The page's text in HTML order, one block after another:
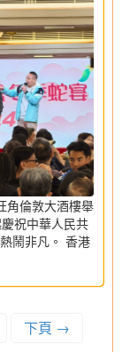
角倫敦大酒樓舉
祝中華人民共
鬧非凡。 香港
下頁 →